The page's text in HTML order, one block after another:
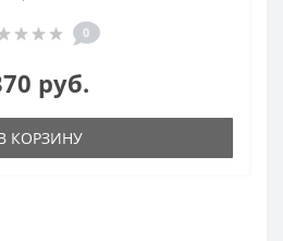
0
руб.
КОРЗИНУ